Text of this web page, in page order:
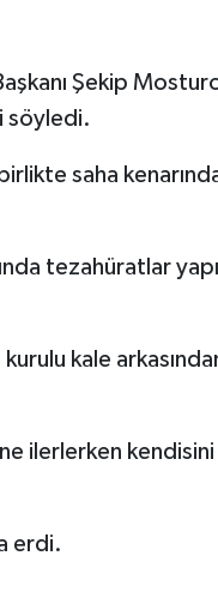
Şekip
söyledi.
saha
tezahüratlar
kale
ilerlerken
erdi.